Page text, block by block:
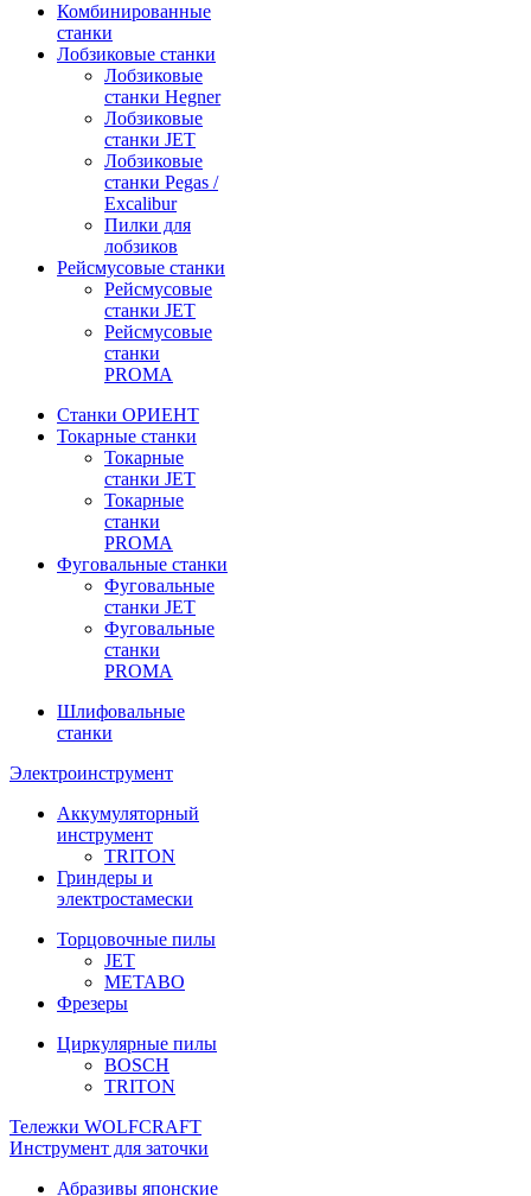
Комбинированные
станки
Лобзиковые станки
Лобзиковые
станки Hegner
Лобзиковые
станки JET
Лобзиковые
станки Pegas /
Excalibur
Пилки для
лобзиков
Рейсмусовые станки
Рейсмусовые
станки JET
Рейсмусовые
станки
PROMA
Станки ОРИЕНТ
Токарные станки
Toкарные
станки JET
Токарные
станки
PROMA
Фуговальные станки
Фуговальные
станки JET
Фуговальные
станки
PROMA
Шлифовальные
станки
Электроинструмент
Аккумуляторный
инструмент
TRITON
Гриндеры и
электростамески
Торцовочные пилы
JET
METABO
Фрезеры
Циркулярные пилы
BOSCH
TRITON
Тележки WOLFCRAFT
Инструмент для заточки
Абразивы японские